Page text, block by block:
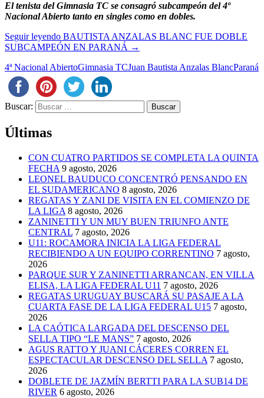
El tenista del Gimnasia TC se consagró subcampeón del 4º
Nacional Abierto tanto en singles como en dobles.
Seguir leyendo BAUTISTA ANZALAS BLANC FUE DOBLE
SUBCAMPEÓN EN PARANÁ →
4ª Nacional AbiertoGimnasia TCJuan Bautista Anzalas BlancParaná
Buscar:
Últimas
CON CUATRO PARTIDOS SE COMPLETA LA QUINTA
FECHA 9 agosto, 2026
LEONEL BAUDUCO CONCENTRÓ PENSANDO EN
EL SUDAMERICANO 8 agosto, 2026
REGATAS Y ZANI DE VISITA EN EL COMIENZO DE
LA LIGA 8 agosto, 2026
ZANINETTI Y UN MUY BUEN TRIUNFO ANTE
CENTRAL 7 agosto, 2026
U11: ROCAMORA INICIA LA LIGA FEDERAL
RECIBIENDO A UN EQUIPO CORRENTINO 7 agosto,
2026
PARQUE SUR Y ZANINETTI ARRANCAN, EN VILLA
ELISA, LA LIGA FEDERAL U11 7 agosto, 2026
REGATAS URUGUAY BUSCARÁ SU PASAJE A LA
CUARTA FASE DE LA LIGA FEDERAL U15 7 agosto,
2026
LA CAÓTICA LARGADA DEL DESCENSO DEL
SELLA TIPO “LE MANS” 7 agosto, 2026
AGUS RATTO Y JUANI CÁCERES CORREN EL
ESPECTACULAR DESCENSO DEL SELLA 7 agosto,
2026
DOBLETE DE JAZMÍN BERTTI PARA LA SUB14 DE
RIVER 6 agosto, 2026